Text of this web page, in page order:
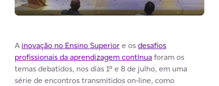
A inovação no Ensino Superiore osdesafios
profissionais da aprendizagem contínuaforam os
temas debatidos, nos dias 1º e 8 de julho, em uma
série de encontros transmitidos on-line, como